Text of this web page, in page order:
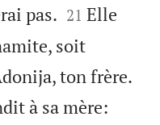
pas. 

21 Elle
soit
ton frère.
à sa mère: